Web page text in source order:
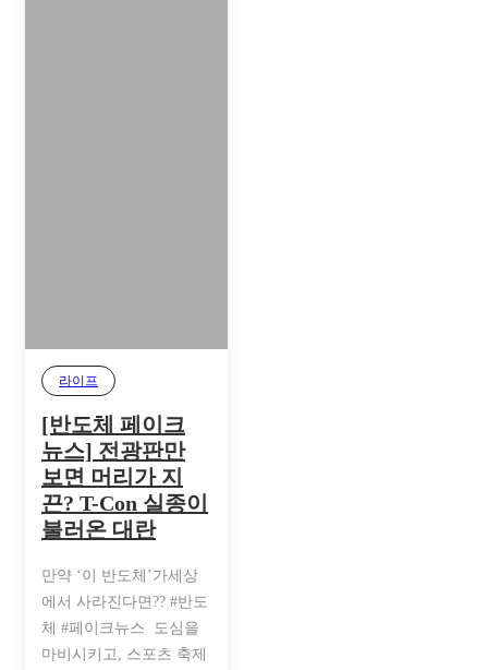
라이프
[반도체 페이크
뉴스] 전광판만
보면 머리가 지
끈? T-Con 실종이
불러온 대란
만약 ‘이 반도체’가세상
에서 사라진다면?? #반도
체 #페이크뉴스 도심을
마비시키고, 스포츠 축제